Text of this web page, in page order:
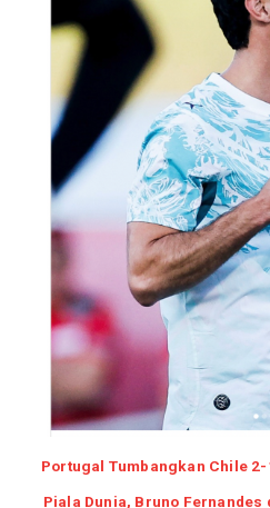
Portugal Tumbangkan Chile
Piala Dunia, Bruno Fernandes